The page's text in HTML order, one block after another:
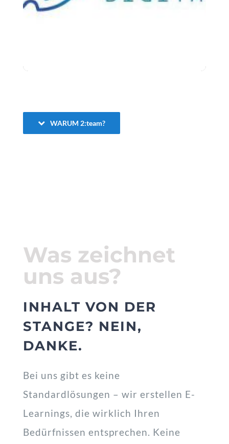
Realisiert als 11-teilige Modulreihe
WARUM 2:team?
Was zeichnet
uns aus?
INHALT VON DER
STANGE? NEIN,
DANKE.
Bei uns gibt es keine
Standardlösungen – wir erstellen E-
Learnings, die wirklich Ihren
Bedürfnissen entsprechen. Keine